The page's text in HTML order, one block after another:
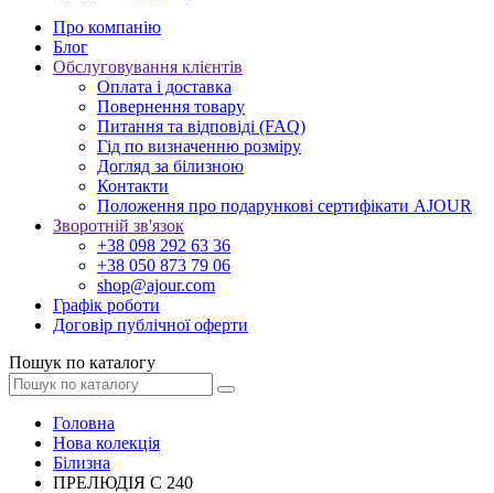
Про компанію
Блог
Обслуговування клієнтів
Оплата і доставка
Повернення товару
Питання та відповіді (FAQ)
Гід по визначенню розміру
Догляд за білизною
Контакти
Положення про подарункові сертифікати AJOUR
Зворотній зв'язок
+38 098 292 63 36
+38 050 873 79 06
shop@ajour.com
Графік роботи
Договір публічної оферти
Пошук по каталогу
Головна
Нова колекція
Білизна
ПРЕЛЮДІЯ С 240